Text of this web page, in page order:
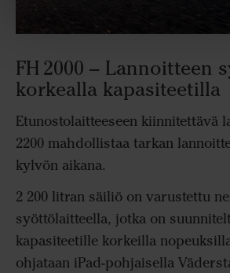
FH 2000 – Lannoitteen
korkealla kapasiteetilla
Etunostolaitteeseen kiinnitettävä
2200 mahdollistaa tarkan
kylvön aikana.
2 200 litran säiliö on varustettu
syöttölaitteella, jotka on
kapasiteetille korkeilla
ohjataan iPad-pohjaisella